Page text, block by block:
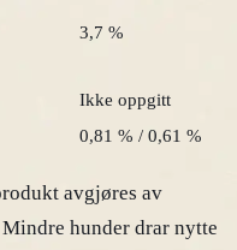
3,7 %
Ikke oppgitt
0,81 % / 0,61 %
avgjøres av
hunder drar nytte